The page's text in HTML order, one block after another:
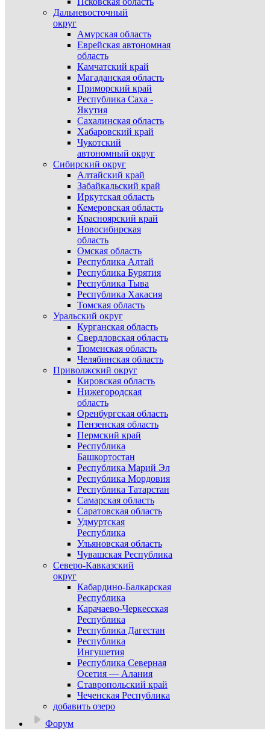
Дальневосточный
округ
Амурская область
Еврейская автономная
область
Камчатский край
Магаданская область
Приморский край
Республика Саха -
Якутия
Сахалинская область
Хабаровский край
Чукотский
автономный округ
Сибирский округ
Алтайский край
Забайкальский край
Иркутская область
Кемеровская область
Красноярский край
Новосибирская
область
Омская область
Республика Алтай
Республика Бурятия
Республика Тыва
Республика Хакасия
Томская область
Уральский округ
Курганская область
Свердловская область
Тюменская область
Челябинская область
Приволжский округ
Кировская область
Нижегородская
область
Оренбургская область
Пензенская область
Пермский край
Республика
Башкортостан
Республика Марий Эл
Республика Мордовия
Республика Татарстан
Самарская область
Саратовская область
Удмуртская
Республика
Ульяновская область
Чувашская Республика
Северо-Кавказский
округ
Кабардино-Балкарская
Республика
Карачаево-Черкесская
Республика
Республика Дагестан
Республика
Ингушетия
Республика Северная
Осетия — Алания
Ставропольский край
Чеченская Республика
добавить озеро
Форум